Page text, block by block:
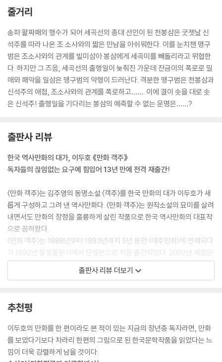
줄거리
송파 왈짜패의 행수가 되어 세곡선의 총대 선인이 된 천봉삼은 굿젯날 신
석주를 따라 나온 조 소사와의 짧은 만남을 아쉬워한다. 이를 눈치챈 맹구
범은 조소사와의 관계를 빌미삼아 봉삼에게 세곡미를 빼돌리라고 위협한
다. 하지만 그 즈음, 세곡선의 출행일이 늦춰진 가운데 잔금이의 폭로로 밀
매와 패악을 일삼은 맹구범의 악행이 드러난다. 격분한 맹구범은 천봉삼과
신석주의 애첩, 조소사와의 관계를 폭로하고……. 이에 결이 솟을 대로 솟
은 신석주! 출행일을 기다리는 봉삼의 예측할 수 없는 운명은……?
출판사 리뷰
한국 역사만화의 대가, 이두호 《만화 객주》
독자들의 끊임없는 요구에 힘입어 13년 만에 전격 재출간!
〈만화 객주〉는 김주영의 동명소설 〈객주〉를 한국 만화의 대가 이두호가 새
롭게 구성하고 그려 낸 역사만화다. 〈만화 객주〉는 원작소설의 묘미를 살려
내면서도 만화의 장점을 훌륭하게 살린 작품으로 한국 역사만화의 대표작
으로 꼽혀왔다.
〈만화 객주〉는 1988년부터 1993년까지 5년 동안 〈매주만화〉에 연재되다
가 1992년 풀빛출판사에서 단행본으로 처음 출간되었다. 2002년 새로운
장정과 편집으로 바다출판사에서 재출간, ‘만화의 고급화’ ‘소장하고 싶은
만화’로 한국 만화의 위상을 높였다. 이후 한동안 절판되어 독자들의 안타
에 거래되기도 했다.
이번 개정판은 〈만화 객주〉를 소장하고 싶은 독자들의 끊임없는 재출간 요
청으로 13년 만에 드디어 새로운 모습으로 독자들을 찾아가게 된 것이다.
특별히 이번 개정판 전집에는 바다출판사 편집부가 만든 〈객주 우리말 사
전〉이 무료로 제공돼 청소년들도 〈만화 객주〉를 쉽게 읽을 수 있도록 했다.
출판사 리뷰 더보기
추천평
이두호의 만화를 한 편이라도 본 적이 있는 지금의 장년층 독자라면, 만화
를 보았다기보다 차라리 한편의 그림으로 된 한국문학작품을 읽었다는 느
낌이 더욱 강렬하게 남을 것이다.